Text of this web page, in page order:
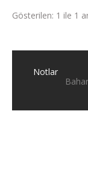
Gösterilen: 1 ile 1
Notlar